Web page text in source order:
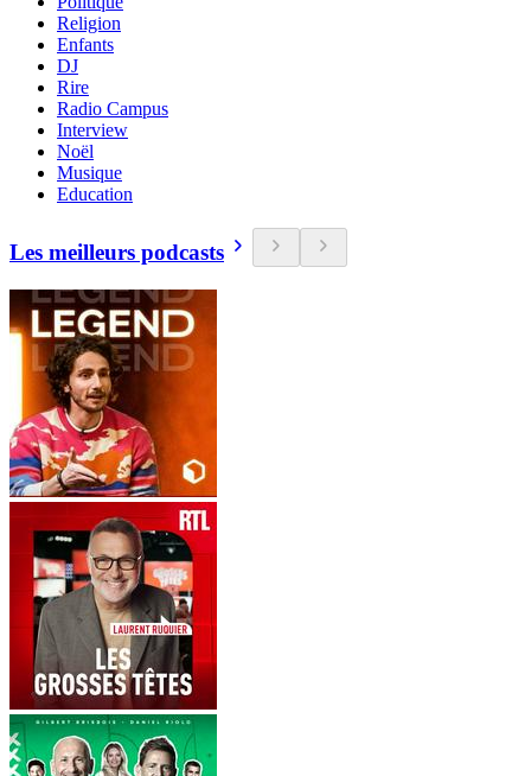
Religion
Enfants
DJ
Rire
Radio Campus
Interview
Noël
Musique
Education
Les meilleurs podcasts